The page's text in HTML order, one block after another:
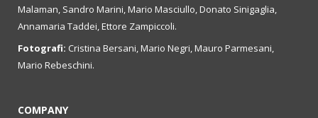
Malaman, Sandro Marini, Mario Masciullo, Donato Sinigaglia,
Annamaria Taddei, Ettore Zampiccoli.
Fotografi: Cristina Bersani, Mario Negri, Mauro Parmesani,
Mario Rebeschini.
COMPANY